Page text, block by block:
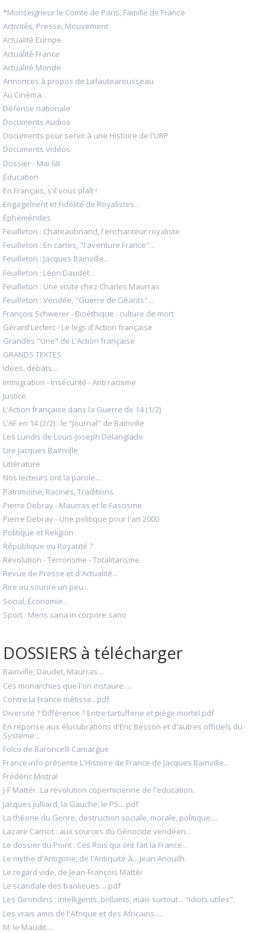
*Monseigneur le Comte de Paris, Famille de France
Activités, Presse, Mouvement
Actualité Europe
Actualité France
Actualité Monde
Annonces à propos de Lafautearousseau
Au Cinéma...
Défense nationale
Documents Audios
Documents pour servir à une Histoire de l'URP
Documents Vidéos
Dossier - Mai 68
Éducation
En Français, s'il vous plaît !
Engagement et Fidélité de Royalistes...
Éphémérides
Feuilleton : Chateaubriand, l'enchanteur royaliste
Feuilleton : En cartes, "l'aventure France"...
Feuilleton : Jacques Bainville...
Feuilleton : Léon Daudet...
Feuilleton : Une visite chez Charles Maurras
Feuilleton : Vendée, "Guerre de Géants"...
François Schwerer - Bioéthique : culture de mort
Gérard Leclerc - Le legs d'Action française
Grandes "Une" de L'Action française
GRANDS TEXTES
Idées, débats...
Immigration - Insécurité - Anti racisme
Justice
L'Action française dans la Guerre de 14 (1/2)
L'AF en 14 (2/2) : le "Journal" de Bainville
Les Lundis de Louis-Joseph Delanglade
Lire Jacques Bainville
Littérature
Nos lecteurs ont la parole...
Patrimoine, Racines, Traditions
Pierre Debray - Maurras et le Fascisme
Pierre Debray - Une politique pour l'an 2000
Politique et Religion
République ou Royauté ?
Révolution - Terrorisme - Totalitarisme
Revue de Presse et d'Actualité...
Rire ou sourire un peu...
Social, Économie...
Sport : Mens sana in corpore sano
DOSSIERS à télécharger
Bainville, Daudet, Maurras....
Ces monarchies que l'on instaure.....
Contre la France métisse...pdf
Diversité ? Différence ? Entre tartufferie et piège mortel.pdf
En réponse aux élucubrations d'Eric Besson et d'autres officiels du
Système...
Folco de Baroncelli Camargue
France info présente L'Histoire de France de Jacques Bainville...
Frédéric Mistral
J-F Mattéi : La révolution copernicienne de l'education.
Jacques Julliard, la Gauche, le PS....pdf
La théorie du Genre, destruction sociale, morale, politique....
Lazare Carnot : aux sources du Génocide vendéen...
Le dossier du Point : Ces Rois qui ont fait la France...
Le mythe d'Antigone, de l'Antiquité à... Jean Anouilh.
Le regard vide, de Jean-François Mattéi
Le scandale des banlieues.....pdf
Les Girondins : intelligents, brillants, mais surtout... "idiots utiles".
Les vrais amis de l'Afrique et des Africains.....
M. le Maudit....